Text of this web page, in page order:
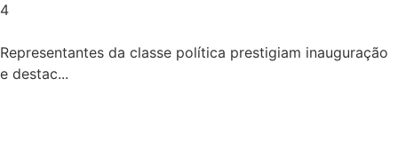
4
Representantes da classe política prestigiam inauguração
e destac...